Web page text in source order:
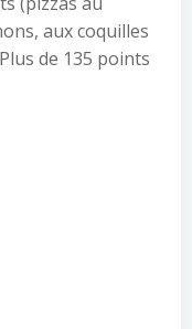
aux coquilles
de 135 points